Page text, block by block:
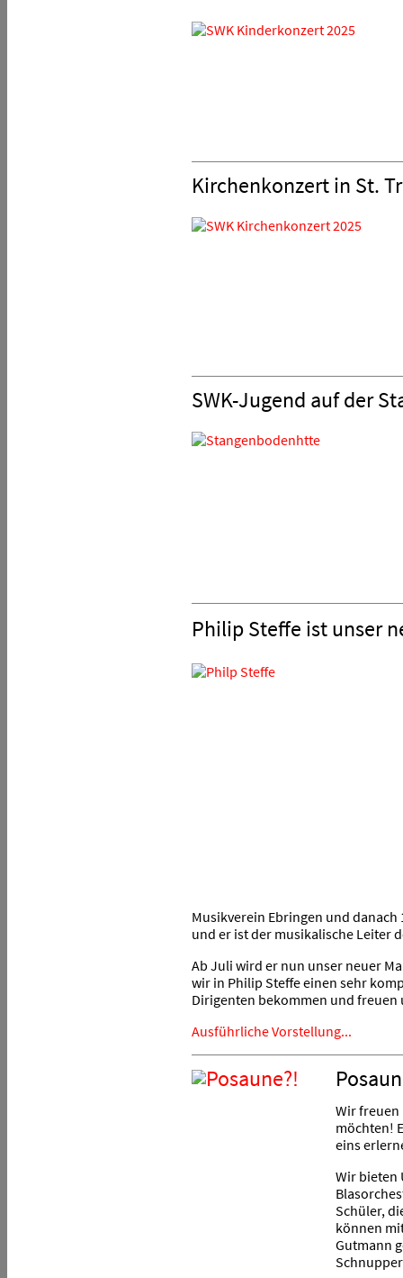
Kirchenkonzert in St.
SWK-Jugend auf der
Philip Steffe ist unser
Musikverein Ebringen und
und er ist der musikalische Leiter
Ab Juli wird er nun unser neuer
wir in Philip Steffe einen sehr
Dirigenten bekommen und
Ausführliche Vorstellung...
Wir freuen
möchten!
eins
Wir bieten
Schüler,
können
Gutmann